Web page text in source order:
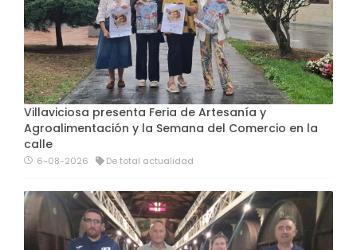
Villaviciosa presenta Feria de Artesanía y
Agroalimentación y la Semana del Comercio en la
calle
6-08-2026 De total actualidad